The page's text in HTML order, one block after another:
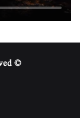
© Copyright 2026, All Rights Reserved